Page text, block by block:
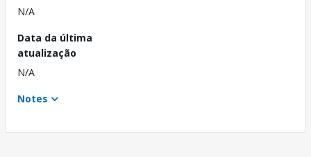
N/A
Data da última
atualização
N/A
Notes